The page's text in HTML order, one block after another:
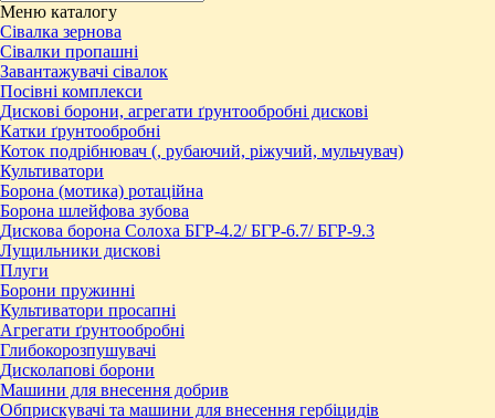
Меню каталогу
Сівалка зернова
Сівалки пропашні
Завантажувачі сівалок
Посівні комплекси
Дискові борони, агрегати ґрунтообробні дискові
Катки ґрунтообробні
Коток подрібнювач (, рубаючий, ріжучий, мульчувач)
Культиватори
Борона (мотика) ротаційна
Борона шлейфова зубова
Дискова борона Солоха БГР-4.2/ БГР-6.7/ БГР-9.3
Лущильники дискові
Плуги
Борони пружинні
Культиватори просапні
Агрегати ґрунтообробні
Глибокорозпушувачі
Дисколапові борони
Машини для внесення добрив
Обприскувачі та машини для внесення гербіцидів